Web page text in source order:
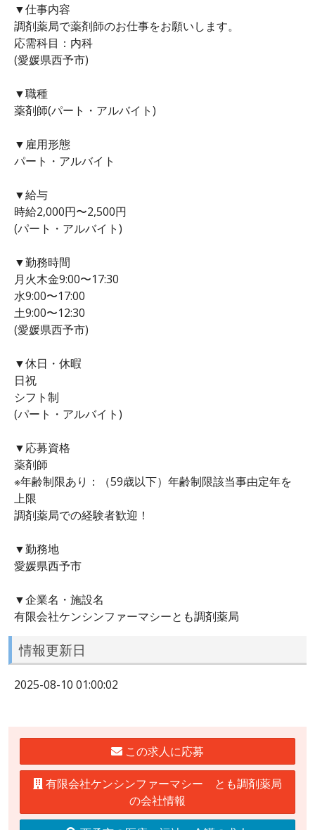
▼仕事内容
調剤薬局で薬剤師のお仕事をお願いします。
応需科目：内科
(愛媛県西予市)
▼職種
薬剤師(パート・アルバイト)
▼雇用形態
パート・アルバイト
▼給与
時給2,000円〜2,500円
(パート・アルバイト)
▼勤務時間
月火木金9:00〜17:30
水9:00〜17:00
土9:00〜12:30
(愛媛県西予市)
▼休日・休暇
日祝
シフト制
(パート・アルバイト)
▼応募資格
薬剤師
※年齢制限あり：（59歳以下）年齢制限該当事由定年を
上限
調剤薬局での経験者歓迎！
▼勤務地
愛媛県西予市
▼企業名・施設名
有限会社ケンシンファーマシーとも調剤薬局
情報更新日
2025-08-10 01:00:02
この求人に応募
有限会社ケンシンファーマシー とも調剤薬局
の会社情報